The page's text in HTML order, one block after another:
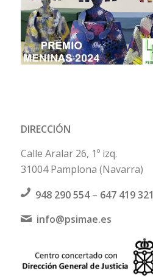
DIRECCIÓN
Calle Aralar 26, 1º izq.
31004 Pamplona (Navarra)
948 290 554– 647 419 321
info@psimae.es